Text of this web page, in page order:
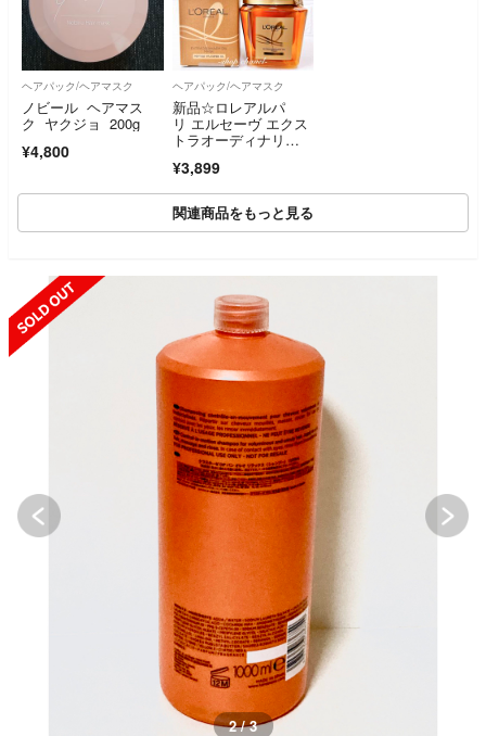
ヘアパック/ヘアマスク
ノビール ヘアマス
ク ヤクジョ 200g
¥4,800
ヘアパック/ヘアマスク
新品☆ロレアルパ
リ エルセーヴ エクス
トラオーディナリ
ク 250ml×2個
¥3,899
関連商品をもっと見る
2 / 3